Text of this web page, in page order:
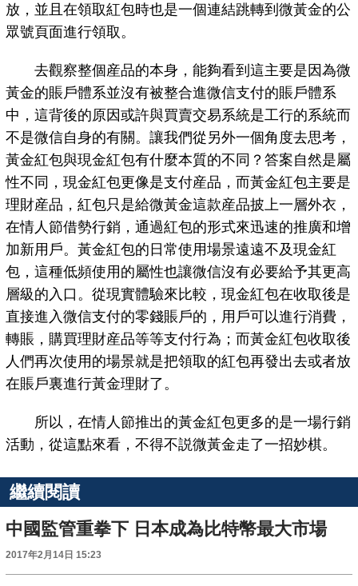
放，並且在領取紅包時也是一個連結跳轉到微黃金的公
眾號頁面進行領取。
去觀察整個産品的本身，能夠看到這主要是因為微
黃金的賬戶體系並沒有被整合進微信支付的賬戶體系
中，這背後的原因或許與買賣交易系統是工行的系統而
不是微信自身的有關。讓我們從另外一個角度去思考，
黃金紅包與現金紅包有什麼本質的不同？答案自然是屬
性不同，現金紅包更像是支付産品，而黃金紅包主要是
理財産品，紅包只是給微黃金這款産品披上一層外衣，
在情人節借勢行銷，通過紅包的形式來迅速的推廣和增
加新用戶。黃金紅包的日常使用場景遠遠不及現金紅
包，這種低頻使用的屬性也讓微信沒有必要給予其更高
層級的入口。從現實體驗來比較，現金紅包在收取後是
直接進入微信支付的零錢賬戶的，用戶可以進行消費，
轉賬，購買理財産品等等支付行為；而黃金紅包收取後
人們再次使用的場景就是把領取的紅包再發出去或者放
在賬戶裏進行黃金理財了。
所以，在情人節推出的黃金紅包更多的是一場行銷
活動，從這點來看，不得不説微黃金走了一招妙棋。
繼續閱讀
中國監管重拳下 日本成為比特幣最大市場
2017年2月14日 15:23